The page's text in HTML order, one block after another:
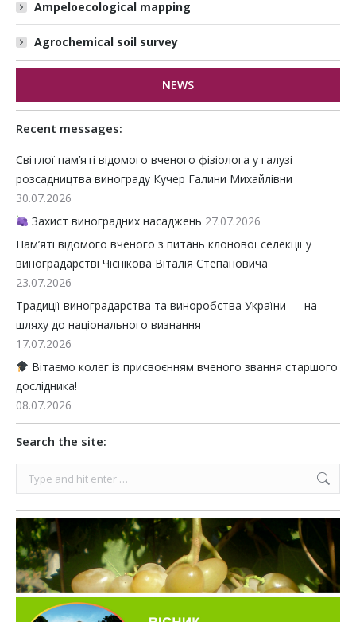
Ampeloecological mapping
Agrochemical soil survey
NEWS
Recent messages:
Світлої пам’яті відомого вченого фізіолога у галузі
розсадництва винограду Кучер Галини Михайлівни
30.07.2026
Захист виноградних насаджень 27.07.2026
Пам’яті відомого вченого з питань клонової селекції у
виноградарстві Чіснікова Віталія Степановича
23.07.2026
Традиції виноградарства та виноробства України — на
шляху до національного визнання
17.07.2026
Вітаємо колег із присвоєнням вченого звання старшого
дослідника!
08.07.2026
Search the site: